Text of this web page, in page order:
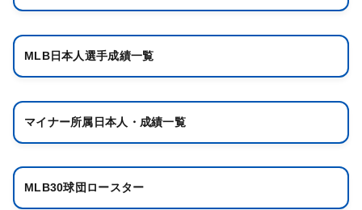
MLB日本人選手成績一覧
マイナー所属日本人・成績一覧
MLB30球団ロースター